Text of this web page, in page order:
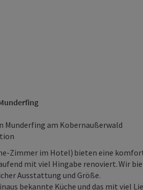
Munderfing am Kobernaußerwald
Zimmer im Hotel) bieten eine
mit viel Hingabe renoviert. Wir
bekannte Küche und das mit viel